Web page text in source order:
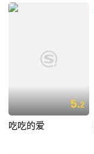
5.2
吃吃的爱